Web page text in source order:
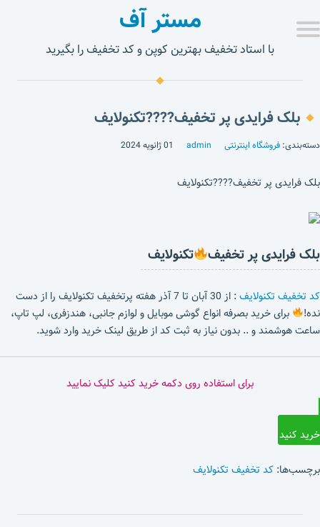
مستر آف
با استاد تخفیف بهترین کوپن و کد تخفیف را بگیرید
بلک فرایدی پر تخفیف????تکنولایف
دسته‌بندی: فروشگاه اینترنتی admin 01 ژانویه 2024
بلک فرایدی پر تخفیف????تکنولایف
بلک فرایدی پر تخفیف تکنولایف
کد تخفیف تکنولایف
: از 30 آبان تا 7 آذر هفته پرتخفیف تکنولایف را از دست
نده!
برای خرید بصرفه انواع گوشی موبایل و لوازم جانبی، هندزفری، لپ تاپ،
ساعت هوشمند و .. بدون نیاز به ثبت کد از طریق لینک خرید وارد شوید.
برای استفاده روی دکمه خرید کنید کلیک نمایید
خرید کنید
برچسب‌ها: کد تخفیف تکنولایف